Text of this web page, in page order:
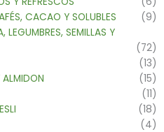
CACAO Y SOLUBLES
(9)
LEGUMBRES, SEMILLAS Y
(72)
(13)
ALMIDON
(15)
(11)
(18)
(4)